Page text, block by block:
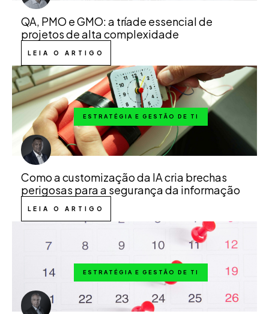
QA, PMO e GMO: a tríade essencial de
projetos de alta complexidade
LEIA O ARTIGO
ESTRATÉGIA E GESTÃO DE TI
Como a customização da IA cria brechas
perigosas para a segurança da informação
LEIA O ARTIGO
ESTRATÉGIA E GESTÃO DE TI